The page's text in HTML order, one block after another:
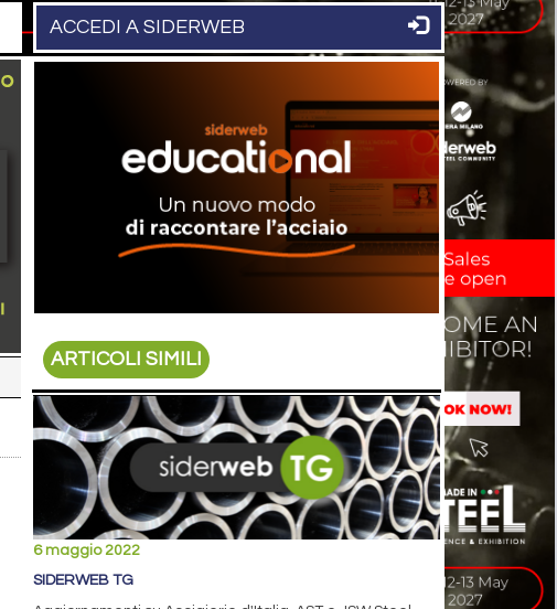
ACCEDI A SIDERWEB
ARTICOLI SIMILI
6 maggio 2022
SIDERWEB TG